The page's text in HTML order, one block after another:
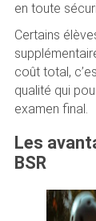
en toute
Certains
coût total,
qualité qui
examen final.
Les
BSR